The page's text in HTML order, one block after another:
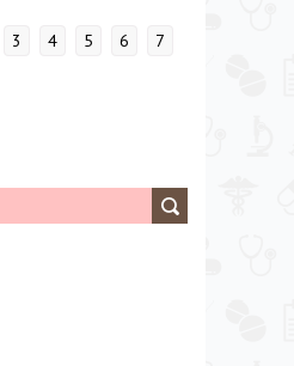
3 4 5 6 7